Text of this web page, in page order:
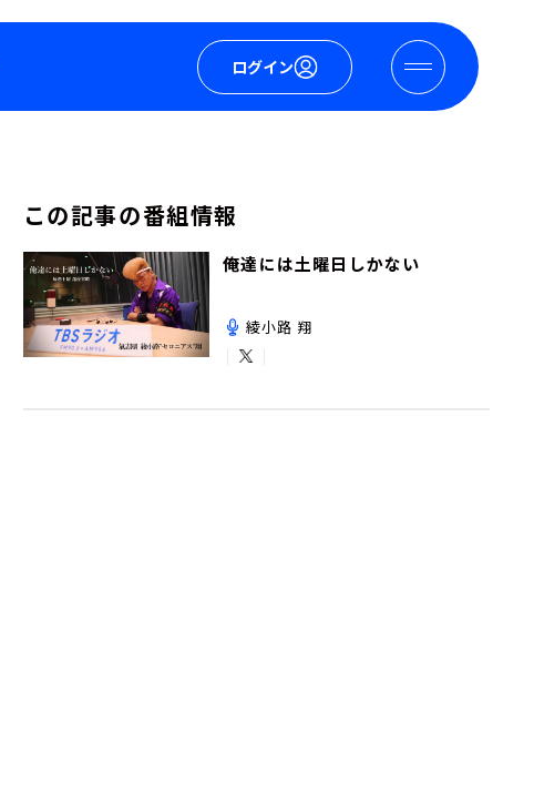
ログイン
この記事の番組情報
俺達には土曜日しかない
綾小路 翔